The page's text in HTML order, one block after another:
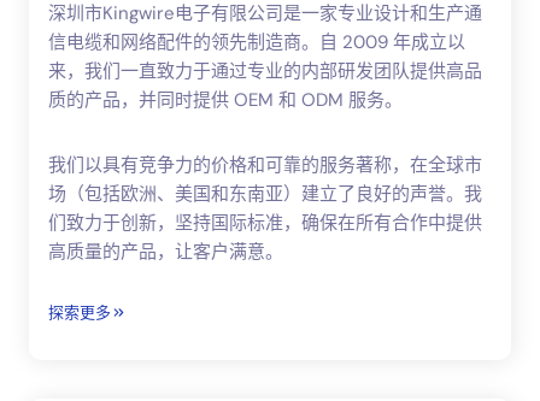
深圳市Kingwire电子有限公司是一家专业设计和生产通
信电缆和网络配件的领先制造商。自 2009 年成立以
来，我们一直致力于通过专业的内部研发团队提供高品
质的产品，并同时提供 OEM 和 ODM 服务。
我们以具有竞争力的价格和可靠的服务著称，在全球市
场（包括欧洲、美国和东南亚）建立了良好的声誉。我
们致力于创新，坚持国际标准，确保在所有合作中提供
高质量的产品，让客户满意。
探索更多